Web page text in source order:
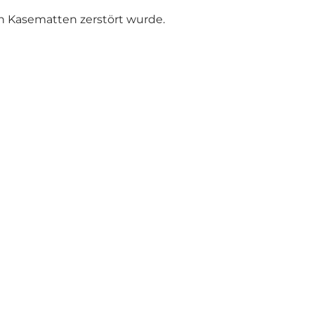
Kasematten zerstört wurde.